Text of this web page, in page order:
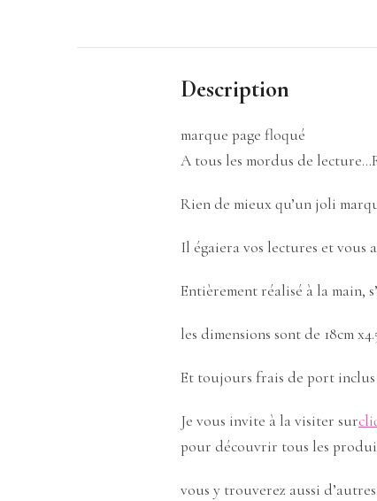
Description
marque page floqué
A tous les mordus de
Rien de mieux qu’un joli
Il égaiera vos lectures et vous
Entièrement réalisé à la main,
les dimensions sont de 18cm
Et toujours frais de port
Je vous invite à la visiter sur
pour découvrir tous les
vous y trouverez aussi